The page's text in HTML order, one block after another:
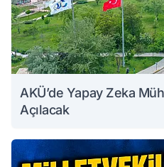
AKÜ’de Yapay Zeka
Açılacak